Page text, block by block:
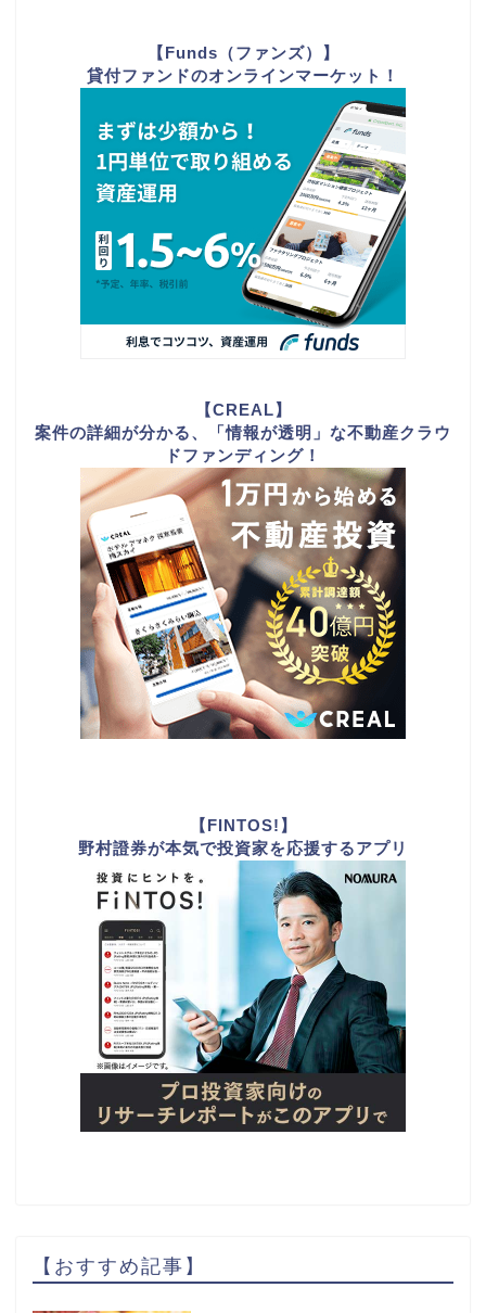
【Funds（ファンズ）】
貸付ファンドのオンラインマーケット！
【CREAL】
案件の詳細が分かる、「情報が透明」な不動産クラウ
ドファンディング！
【FINTOS!】
野村證券が本気で投資家を応援するアプリ
【おすすめ記事】